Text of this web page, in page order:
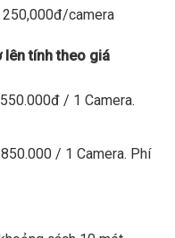
camera
lên tính theo giá
/ 1 Camera.
/ 1 Camera. Phí